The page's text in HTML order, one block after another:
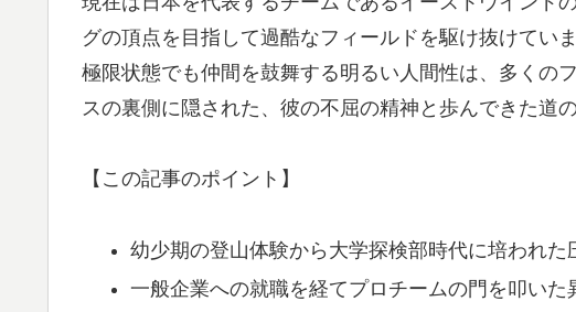
グの頂点を目指して過酷なフィールドを駆け抜けてい
極限状態でも仲間を鼓舞する明るい人間性は、多くの
スの裏側に隠された、彼の不屈の精神と歩んできた道
【この記事のポイント】
幼少期の登山体験から大学探検部時代に培われた
一般企業への就職を経てプロチームの門を叩いた